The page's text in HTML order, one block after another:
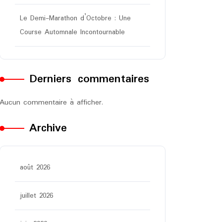
Le Demi-Marathon d’Octobre : Une
Course Automnale Incontournable
Derniers commentaires
Aucun commentaire à afficher.
Archive
août 2026
juillet 2026